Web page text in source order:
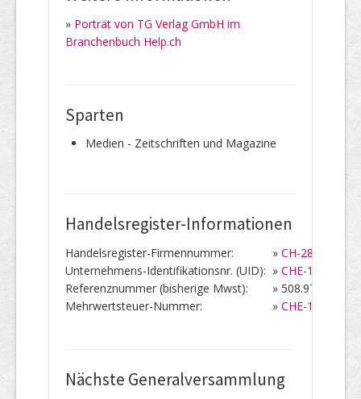
» Porträt von TG Verlag GmbH im
Branchenbuch Help.ch
Sparten
Medien - Zeitschriften und Magazine
Handelsregister-Informationen
Handelsregister-Firmennummer: » CH-
Unternehmens-Identifikationsnr. (UID): » CHE-
Referenznummer (bisherige Mwst):
» 508.976
Mehrwertsteuer-Nummer:
» CHE-
Nächste Generalversammlung